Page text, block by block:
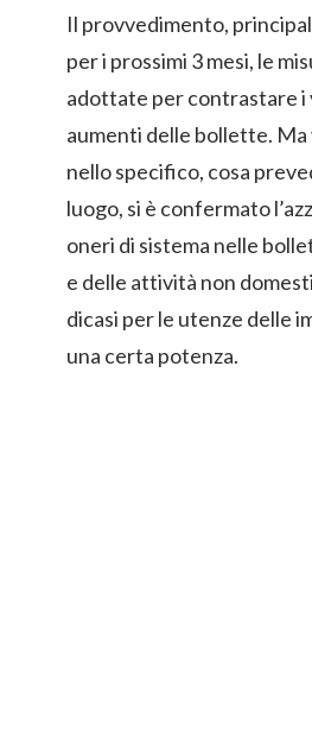
Il provvedimento,
per i prossimi 3 mesi, le
adottate per contrastare i
aumenti delle bollette. Ma
nello specifico, cosa
luogo, si è confermato
oneri di sistema nelle
e delle attività non
dicasi per le utenze delle
una certa potenza.